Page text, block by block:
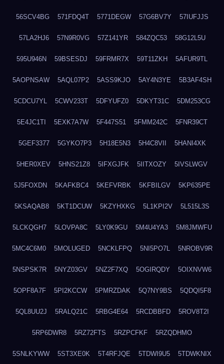
56SCV4BG 571FDQ4T 5771DEGW 57G6BV7Y 57IUFJJS
57LA2HJ6 57N9R0VG 57Z141YR 584ZQC53 58G12L5U
595U946N 59BSESDJ 59FRMR7X 59T11ZKH 5AFUR9TL
5AOPNSAW 5AQL07P2 5ASS9KJO 5AY4N3YE 5B3AF4SH
5CDCU7YL 5CWV233T 5DFYUFZ0 5DKYT31C 5DM253CG
5E4JC1TI 5EXK7A7W 5F447S51 5FMM242C 5FNR39CT
5GEF3377 5GYKO7P3 5H18E5N3 5H4C8VII 5HANI4XK
5HER0XEV 5HNS21Z8 5IFXGJFK 5IITXOZY 5IVSLWGV
5J5FOXDN 5KAFKBC4 5KEFVRBK 5KFBILGV 5KP635PE
5KSAQAB8 5KT1DCUW 5KZYHXKG 5L1KPI2V 5L515L3S
5LCKQGH7 5LOVPA8C 5LY0K9GU 5M4U4YA3 5M8JMWFU
5MC4C6M0 5MOLUGED 5NCKLFPQ 5NI5PO7L 5NROBV9R
5NSPSK7R 5NYZ03GV 5NZ2F7XQ 5OGIRQDY 5OIXNVW6
5OPF8A7F 5PI2KCCW 5PMRZDAK 5Q7NY9BS 5QDQI5F8
5QL8UU2J 5RALQ21C 5RBG4E64 5RCDBBFD 5ROV8T2I
5RP6DWR8 5RZ72FTS 5RZPCFKF 5RZQDHMO
5SNLKYWW 5ST3XE0K 5T4RFJQE 5TDWI9U5 5TDWKNIX